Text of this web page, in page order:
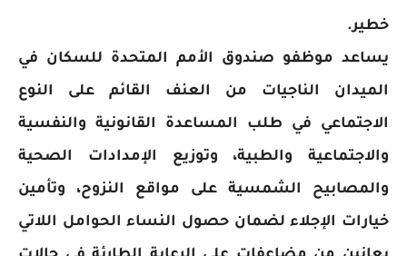
خطير.
يساعد موظفو صندوق الأمم المتحدة للسكان في
الميدان الناجيات من العنف القائم على النوع
الاجتماعي في طلب المساعدة القانونية والنفسية
والاجتماعية والطبية، وتوزيع الإمدادات الصحية
والمصابيح الشمسية على مواقع النزوح، وتأمين
خيارات الإجلاء لضمان حصول النساء الحوامل اللاتي